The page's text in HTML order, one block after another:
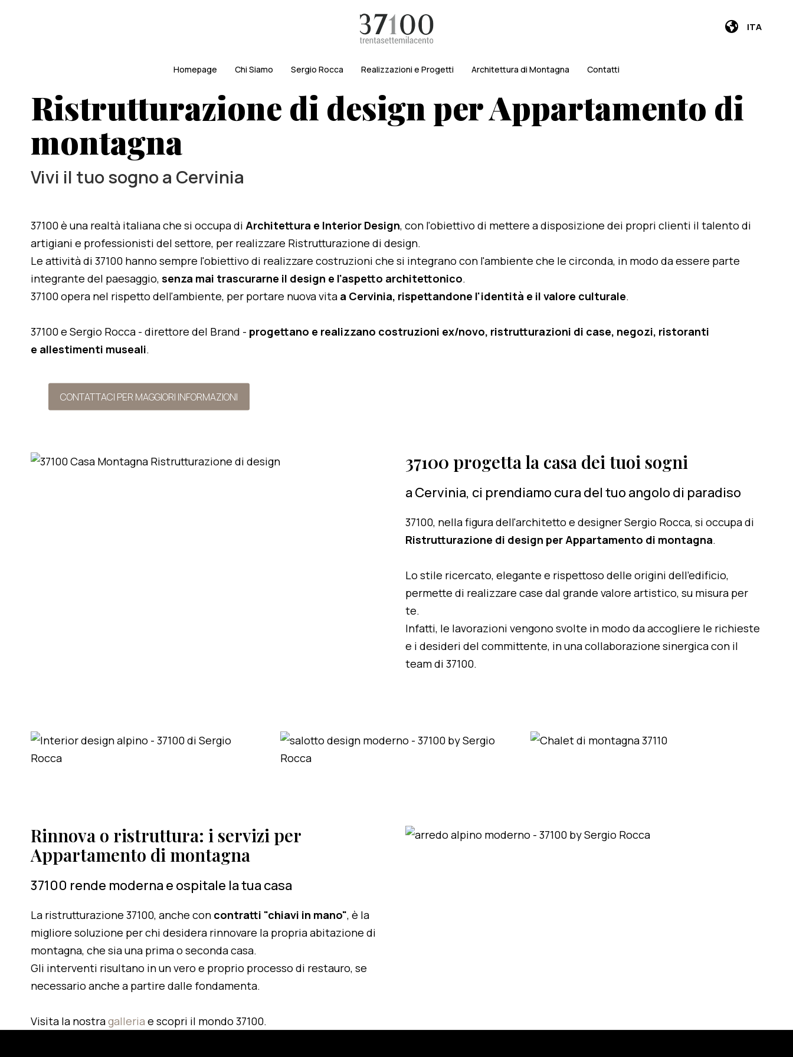
ITA
Homepage Chi Siamo Sergio Rocca Realizzazioni e Progetti Architettura di Montagna Contatti
Ristrutturazione di design per Appartamento di
montagna
Vivi il tuo sogno a Cervinia
37100 è una realtà italiana che si occupa di Architettura e Interior Design, con l'obiettivo di mettere a disposizione dei propri clienti il talento di
artigiani e professionisti del settore, per realizzare Ristrutturazione di design.
Le attività di 37100 hanno sempre l'obiettivo di realizzare costruzioni che si integrano con l'ambiente che le circonda, in modo da essere parte
integrante del paesaggio, senza mai trascurarne il design e l'aspetto architettonico.
37100 opera nel rispetto dell'ambiente, per portare nuova vita a Cervinia, rispettandone l'identità e il valore culturale.
37100 e Sergio Rocca - direttore del Brand - progettano e realizzano costruzioni ex/novo, ristrutturazioni di case, negozi, ristoranti
e allestimenti museali.
CONTATTACI PER MAGGIORI INFORMAZIONI
37100 progetta la casa dei tuoi sogni
a Cervinia, ci prendiamo cura del tuo angolo di paradiso
37100, nella figura dell'architetto e designer Sergio Rocca, si occupa di
Ristrutturazione di design per Appartamento di montagna.
Lo stile ricercato, elegante e rispettoso delle origini dell'edificio,
permette di realizzare case dal grande valore artistico, su misura per
te.
Infatti, le lavorazioni vengono svolte in modo da accogliere le richieste
e i desideri del committente, in una collaborazione sinergica con il
team di 37100.
Rinnova o ristruttura: i servizi per
Appartamento di montagna
37100 rende moderna e ospitale la tua casa
La ristrutturazione 37100, anche con contratti "chiavi in mano", è la
migliore soluzione per chi desidera rinnovare la propria abitazione di
montagna, che sia una prima o seconda casa.
Gli interventi risultano in un vero e proprio processo di restauro, se
necessario anche a partire dalle fondamenta.
Visita la nostragalleria e scopri il mondo 37100.